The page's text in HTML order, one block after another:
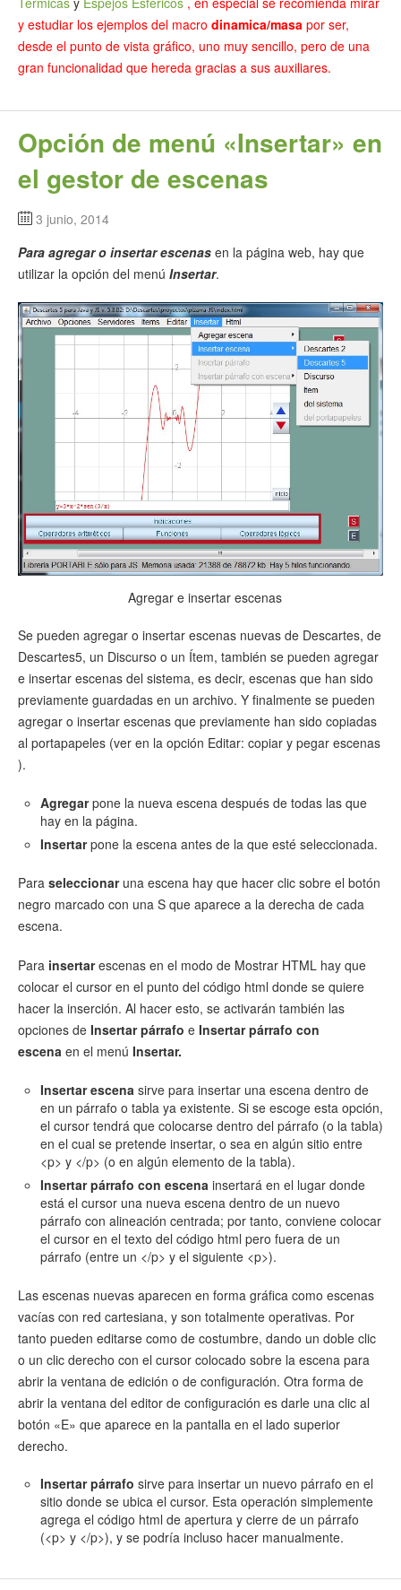
y estudiar los ejemplos del macro dinamica/masa por ser,
desde el punto de vista gráfico, uno muy sencillo, pero de una
gran funcionalidad que hereda gracias a sus auxiliares.
Opción de menú «Insertar» en
el gestor de escenas
3 junio, 2014
Para agregar o insertar escenas en la página web, hay que
utilizar la opción del menú Insertar.
Agregar e insertar escenas
Se pueden agregar o insertar escenas nuevas de Descartes, de
Descartes5, un Discurso o un Ítem, también se pueden agregar
e insertar escenas del sistema, es decir, escenas que han sido
previamente guardadas en un archivo. Y finalmente se pueden
agregar o insertar escenas que previamente han sido copiadas
al portapapeles (ver en la opción Editar: copiar y pegar escenas
).
Agregarpone la nueva escena después de todas las que
hay en la página.
Insertarpone la escena antes de la que esté seleccionada.
Para seleccionaruna escena hay que hacer clic sobre el botón
negro marcado con una S que aparece a la derecha de cada
escena.
Para insertarescenas en el modo de Mostrar HTML hay que
colocar el cursor en el punto del código html donde se quiere
hacer la inserción. Al hacer esto, se activarán también las
opciones de Insertar párrafo e Insertar párrafo con
escena en el menú Insertar.
Insertar escena sirve para insertar una escena dentro de
en un párrafo o tabla ya existente. Si se escoge esta opción,
el cursor tendrá que colocarse dentro del párrafo (o la tabla)
en el cual se pretende insertar, o sea en algún sitio entre
<p> y </p> (o en algún elemento de la tabla).
Insertar párrafo con escena insertará en el lugar donde
está el cursor una nueva escena dentro de un nuevo
párrafo con alineación centrada; por tanto, conviene colocar
el cursor en el texto del código html pero fuera de un
párrafo (entre un </p> y el siguiente <p>).
Las escenas nuevas aparecen en forma gráfica como escenas
vacías con red cartesiana, y son totalmente operativas. Por
tanto pueden editarse como de costumbre, dando un doble clic
o un clic derecho con el cursor colocado sobre la escena para
abrir la ventana de edición o de configuración. Otra forma de
abrir la ventana del editor de configuración es darle una clic al
botón «E» que aparece en la pantalla en el lado superior
derecho.
Insertar párrafo sirve para insertar un nuevo párrafo en el
sitio donde se ubica el cursor. Esta operación simplemente
agrega el código html de apertura y cierre de un párrafo
(<p> y </p>), y se podría incluso hacer manualmente.